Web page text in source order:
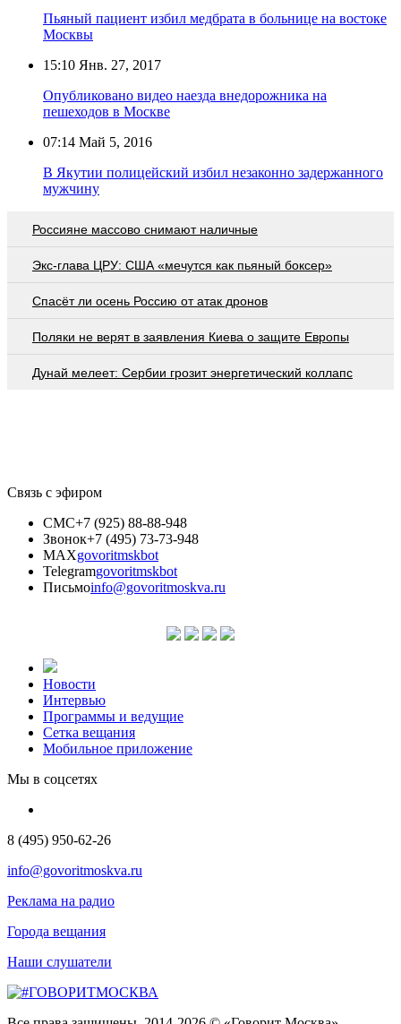
Пьяный пациент избил медбрата в больнице на востоке
Москвы
15:10 Янв. 27, 2017
Опубликовано видео наезда внедорожника на
пешеходов в Москве
07:14 Май 5, 2016
В Якутии полицейский избил незаконно задержанного
мужчину
Россияне массово снимают наличные
Экс-глава ЦРУ: США «мечутся как пьяный боксер»
Спасёт ли осень Россию от атак дронов
Поляки не верят в заявления Киева о защите Европы
Дунай мелеет: Сербии грозит энергетический коллапс
Связь с эфиром
СМС+7 (925) 88-88-948
Звонок+7 (495) 73-73-948
MAXgovoritmskbot
Telegramgovoritmskbot
Письмоinfo@govoritmoskva.ru
Новости
Интервью
Программы и ведущие
Сетка вещания
Мобильное приложение
Мы в соцсетях
8 (495) 950-62-26
info@govoritmoskva.ru
Реклама на радио
Города вещания
Наши слушатели